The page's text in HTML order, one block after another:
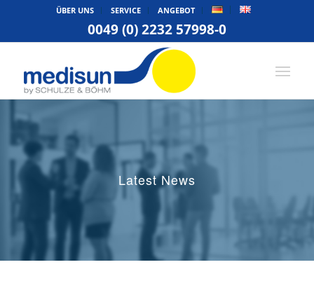
ÜBER UNS SERVICE ANGEBOT
0049 (0) 2232 57998-0
Latest News